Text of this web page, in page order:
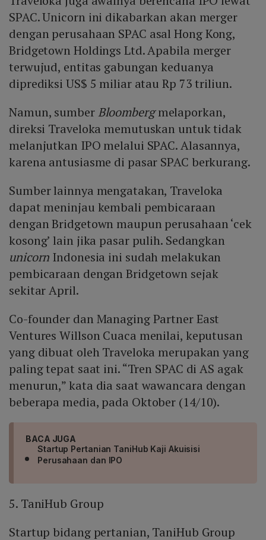
SPAC. Unicorn ini dikabarkan akan merger
dengan perusahaan SPAC asal Hong Kong,
Bridgetown Holdings Ltd. Apabila merger
terwujud, entitas gabungan keduanya
diprediksi US$ 5 miliar atau Rp 73 triliun.
Namun, sumber Bloombergmelaporkan,
direksi Traveloka memutuskan untuk tidak
melanjutkan IPO melalui SPAC. Alasannya,
karena antusiasme di pasar SPAC berkurang.
Sumber lainnya mengatakan, Traveloka
dapat meninjau kembali pembicaraan
dengan Bridgetown maupun perusahaan ‘cek
kosong’ lain jika pasar pulih. Sedangkan
unicorn Indonesia ini sudah melakukan
pembicaraan dengan Bridgetown sejak
sekitar April.
Co-founder dan Managing Partner East
Ventures Willson Cuaca menilai, keputusan
yang dibuat oleh Traveloka merupakan yang
paling tepat saat ini. “Tren SPAC di AS agak
menurun,” kata dia saat wawancara dengan
beberapa media, pada Oktober (14/10).
BACA JUGA
Startup Pertanian TaniHub Kaji Akuisisi
Perusahaan dan IPO
5. TaniHub Group
Startup bidang pertanian, TaniHub Group